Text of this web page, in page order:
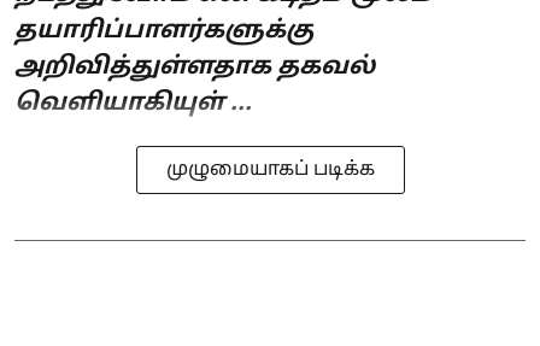
தயாரிப்பாளர்களுக்கு
அறிவித்துள்ளதாக தகவல்
வெளியாகியுள் ...
முழுமையாகப் படிக்க